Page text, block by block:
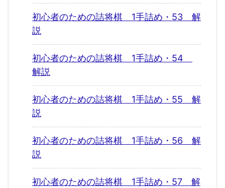
初心者のための詰将棋 1手詰め・53 解
説
初心者のための詰将棋 1手詰め・54
解説
初心者のための詰将棋 1手詰め・55 解
説
初心者のための詰将棋 1手詰め・56 解
説
初心者のための詰将棋 1手詰め・57 解